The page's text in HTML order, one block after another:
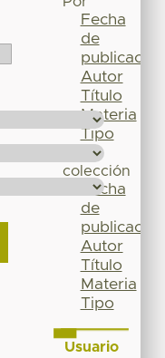
Fecha
de
publicación
Autor
Título
Materia
Tipo
colección
Fecha
de
publicación
Autor
Título
Materia
Tipo
Usuario